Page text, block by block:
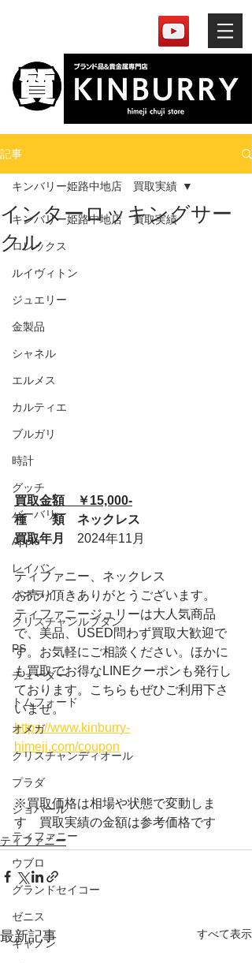
記事
キンバリー姫路中地店 買取実績
ロレックス
ルイヴィトン
ジュエリー
金製品
シャネル
エルメス
カルティエ
ブルガリ
時計
グッチ
バーバリー
Apple
レイバン
パネライ
クリスチャンルブタン
PS
チューダー
トムフォード
オメガ
クリスチャンディオール
プラダ
ショパール
ティファニー
ウブロ
グランドセイコー
ゼニス
キャノン
キンバリー姫路中地店 買取実績
インターロッキングサー
クル
買取金額　￥15,000-
種　　類　ネックレス
買取年月 2024年11月
ティファニー、ネックレス
お売り頂きありがとうございます。
ティファニージュリーは大人気商品
で、美品、USED問わず買取大歓迎で
す。お気軽にご相談ください。ほかに
も買取でお得なLINEクーポンも発行し
ております。こちらもぜひご利用下さ
いませ。
https://www.kinburry-
himeji.com/coupon
※買取価格は相場や状態で変動しま
す　買取実績の金額は参考価格です
ティファニー
最新記事 すべて表示